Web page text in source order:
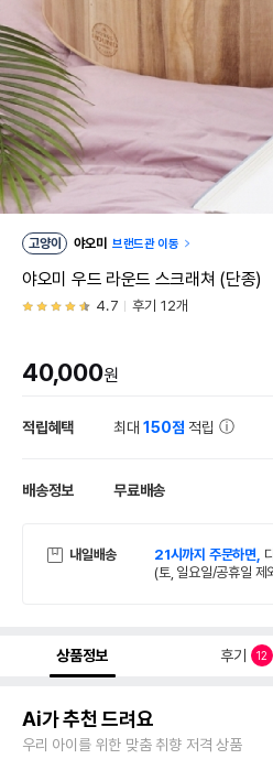
고양이 야오미 브랜드관 이동
야오미 우드 라운드 스크래쳐 (단종)
4.7 후기 12개
40,000원
적립혜택 최대150점 적립
배송정보 무료배송
내일배송 21시까지 주문하면,
(토, 일요일/공휴일 제
상품정보 후기 12
Ai가 추천 드려요
우리 아이를 위한 맞춤 취향 저격 상품